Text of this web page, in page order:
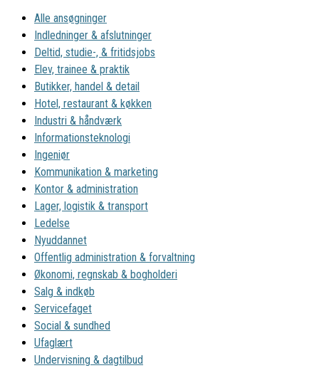
Alle ansøgninger
Indledninger & afslutninger
Deltid, studie-, & fritidsjobs
Elev, trainee & praktik
Butikker, handel & detail
Hotel, restaurant & køkken
Industri & håndværk
Informationsteknologi
Ingeniør
Kommunikation & marketing
Kontor & administration
Lager, logistik & transport
Ledelse
Nyuddannet
Offentlig administration & forvaltning
Økonomi, regnskab & bogholderi
Salg & indkøb
Servicefaget
Social & sundhed
Ufaglært
Undervisning & dagtilbud